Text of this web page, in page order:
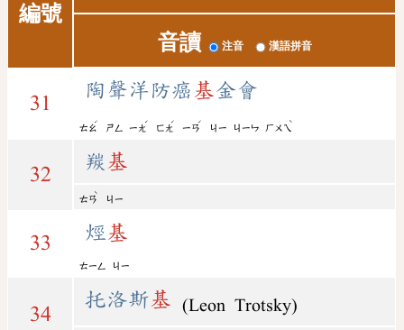
編號
音讀 注音 漢語拼音
31
陶聲洋防癌 基金會
ㄊㄠ
ˊ
ㄕㄥ ㄧㄤ
ˊ
ㄈㄤ
ˊ
ㄧㄢ
ˊ
ㄐㄧ ㄐㄧㄣ ㄏㄨㄟ
ˋ
32
羰 基
ㄊㄢ
ˋ
ㄐㄧ
33 烴基
ㄊㄧㄥ ㄐㄧ
34
托洛斯基 (Leon Trotsky)